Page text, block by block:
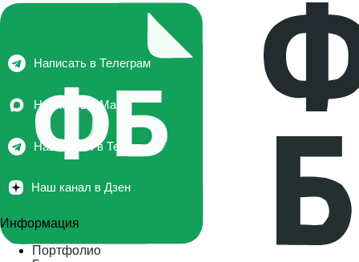
Написать в Телеграм
Написать в Макс
Наш канал в Телеграм
Наш канал в Дзен
Информация
Портфолио